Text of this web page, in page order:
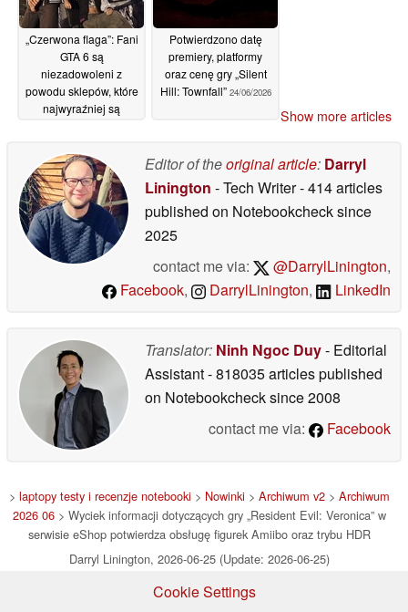
„Czerwona flaga”: Fani
GTA 6 są
niezadowoleni z
powodu sklepów, które
najwyraźniej są
Edition26/06/2026
Potwierdzono datę
premiery, platformy
oraz cenę gry „Silent
Hill: Townfall” 24/06/2026
Show more articles
Editor of theoriginal article: Darryl
Linington - Tech Writer- 414 articles
published on Notebookchecksince
2025
contact me via:
@DarrylLinington,
Facebook, DarrylLinington, LinkedIn
Translator: Ninh Ngoc Duy- Editorial
Assistant- 818035 articles published
on Notebookchecksince 2008
contact me via:
Facebook
> laptopy testy i recenzje notebooki > Nowinki > Archiwum v2 > Archiwum
2026 06 > Wyciek informacji dotyczących gry „Resident Evil: Veronica” w
serwisie eShop potwierdza obsługę figurek Amiibo oraz trybu HDR
Darryl Linington, 2026-06-25 (Update: 2026-06-25)
Cookie Settings